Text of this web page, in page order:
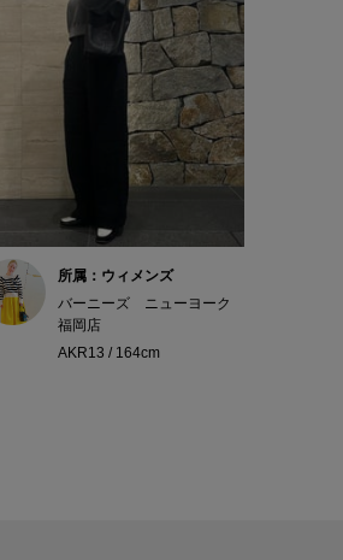
所属：ウィメンズ
バーニーズ ニューヨーク
福岡店
AKR13 / 164cm